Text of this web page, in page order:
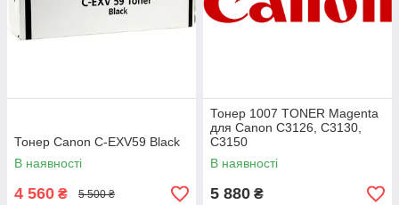
Тонер Canon C-EXV59 Black
В наявності
4 560 ₴ 5 500 ₴
Тонер 1007 TONER Magenta
для Canon C3126, C3130,
C3150
В наявності
5 880 ₴